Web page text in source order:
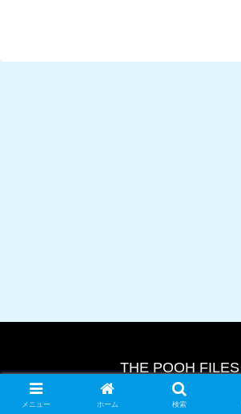
THE POOH FILES
© 2024 THE POOH
メニュー ホーム 検索